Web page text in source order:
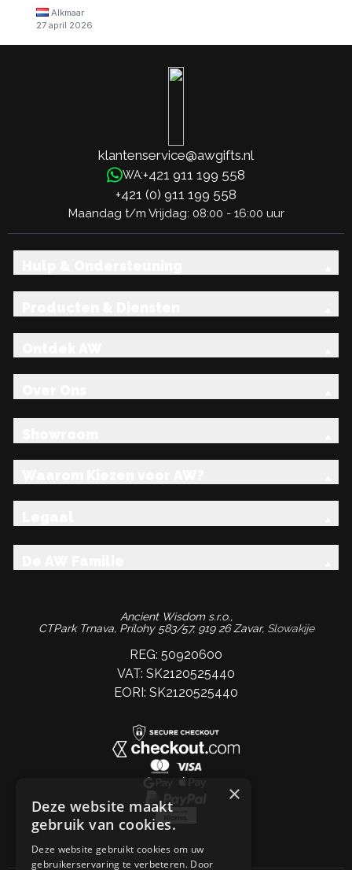
Alkmaar
27 april 2026
klantenservice@awgifts.nl
WA:+421 911 199 558
+421 (0) 911 199 558
Maandag t/m Vrijdag: 08:00 - 16:00 uur
Ancient Wisdom s.r.o.,
CTPark Trnava, Prílohy 583/57, 919 26 Zavar, Slowakije
REG: 50920600
VAT: SK2120525440
EORI: SK2120525440
×
Deze website maakt
gebruik van cookies.
Deze website gebruikt cookies om uw
gebruikerservaring te verbeteren. Door